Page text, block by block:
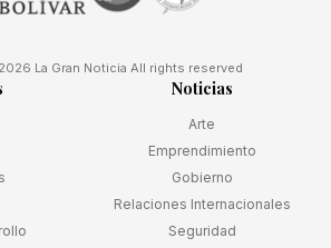
La Gran Noticia All rights reserved
Noticias
Arte
Emprendimiento
Gobierno
Relaciones Internacionales
Seguridad